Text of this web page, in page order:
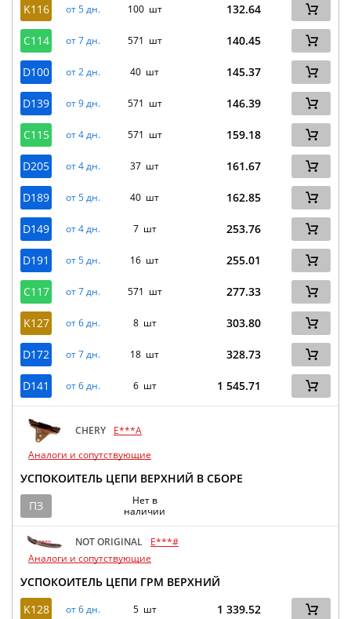
K116 от 5 дн. 100 шт 132.64
C114 от 7 дн. 571 шт 140.45
D100 от 2 дн. 40 шт 145.37
D139 от 9 дн. 571 шт 146.39
C115 от 4 дн. 571 шт 159.18
D205 от 4 дн. 37 шт 161.67
D189 от 5 дн. 40 шт 162.85
D149 от 4 дн. 7 шт 253.76
D191 от 5 дн. 16 шт 255.01
C117 от 7 дн. 571 шт 277.33
K127 от 6 дн. 8 шт 303.80
D172 от 7 дн. 18 шт 328.73
D141 от 6 дн. 6 шт 1 545.71
CHERY
E***A
Аналоги и сопутствующие
УСПОКОИТЕЛЬ ЦЕПИ ВЕРХНИЙ В СБОРЕ
ПЗ
Нет в
наличии
NOT ORIGINAL
E***#
Аналоги и сопутствующие
УСПОКОИТЕЛЬ ЦЕПИ ГРМ ВЕРХНИЙ
K128
от 6 дн. 5 шт 1 339.52